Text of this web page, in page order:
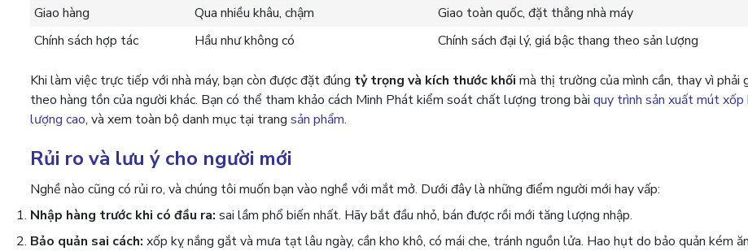
Giao hàng
Qua nhiều khâu, chậm
Giao toàn quốc, đặt thẳng nhà máy
Chính sách hợp tác
Hầu như không có Chính sách đại lý, giá bậc thang theo sản lượng
Khi làm việc trực tiếp với nhà máy, bạn còn được đặt đúng tỷ trọng và kích thước khối mà thị trường của mình cần, thay vì phải
theo hàng tồn của người khác. Bạn có thể tham khảo cách Minh Phát kiểm soát chất lượng trong bài quy trình sản xuất mút xốp
lượng cao, và xem toàn bộ danh mục tại trang sản phẩm.
Rủi ro và lưu ý cho người mới
Nghề nào cũng có rủi ro, và chúng tôi muốn bạn vào nghề với mắt mở. Dưới đây là những điểm người mới hay vấp:
Nhập hàng trước khi có đầu ra: sai lầm phổ biến nhất. Hãy bắt đầu nhỏ, bán được rồi mới tăng lượng nhập.
Bảo quản sai cách: xốp kỵ nắng gắt và mưa tạt lâu ngày, cần kho khô, có mái che, tránh nguồn lửa. Hao hụt do bảo quản kém